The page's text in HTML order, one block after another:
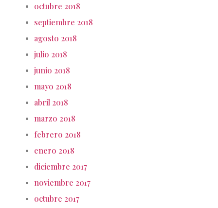
octubre 2018
septiembre 2018
agosto 2018
julio 2018
junio 2018
mayo 2018
abril 2018
marzo 2018
febrero 2018
enero 2018
diciembre 2017
noviembre 2017
octubre 2017